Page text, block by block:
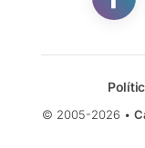
© 2005-2026 •
Twitter
Gmail
LinkedIn